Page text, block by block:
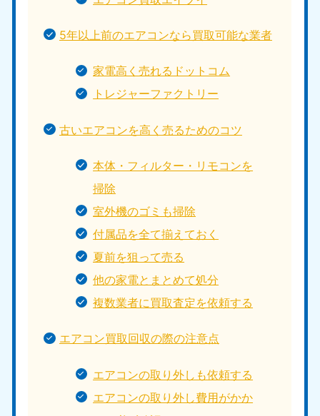
5年以上前のエアコンなら買取可能な業者
家電高く売れるドットコム
トレジャーファクトリー
古いエアコンを高く売るためのコツ
本体・フィルター・リモコンを
掃除
室外機のゴミも掃除
付属品を全て揃えておく
夏前を狙って売る
他の家電とまとめて処分
複数業者に買取査定を依頼する
エアコン買取回収の際の注意点
エアコンの取り外しも依頼する
エアコンの取り外し費用がかか